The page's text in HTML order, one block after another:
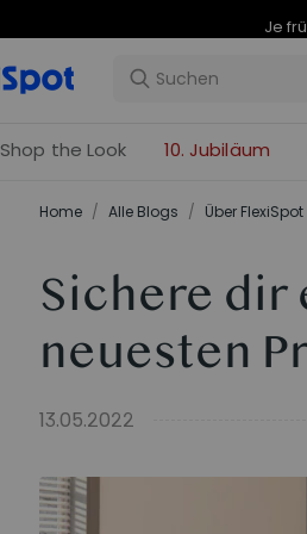
Shop the Look 10. Jubiläum
Home / Alle Blogs / Über FlexiSpot
Sichere dir
neuesten
13.05.2022